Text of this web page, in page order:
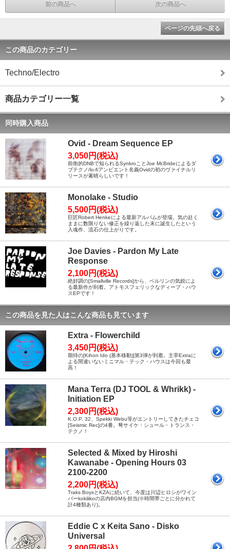
前の商品へ 次の商品へ
ページの先頭へ戻る
この商品のカテゴリー
Techno/Electro
商品カテゴリー一覧
同時購入商品
Ovid - Dream Sequence EP
3,050円(税込)
前衛的DNBで知られるSynkroことJoe McBrideによるダ
ブテクノ/lo-fiアンビエント名義Ovidの初のヴァイナルリ
リースが素晴らしいです！
Monolake - Studio
5,500円(税込)
巨匠Robert Henkeによる最新アルバムが登場。気の赴く
ままに数限りない修正を繰り返した末に誕生したという
入魂作、流石の仕上がりです。
Joe Davies - Pardon My Late
Response
2,100円(税込)
絶好調の[Smallville Records]から、ベルリンの気鋭によ
る最新作が到着。アトモスフェリックなディープ・ハウ
スEPです！
この商品を見た人はこんな商品も見ています
Extra - Flowerchild
3,450円(税込)
期待の[Kihon Ido (基本移動)]第3弾が到着。主宰Extraに
よる間違いないミニマル・テック・ハウスは今回も最
高！
Mana Terra (DJ TOOL & Whrikk) -
Initiation EP
2,300円(税込)
K.O.P. 32、Spekki Webu等がエントリーしてきたチェコ
[Seismic Rec]の4番。弩サイケ・シュール・トランス・
テクノ！
Selected & Mixed by Hiroshi
Kawanabe - Opening Hours 03
2100-2200
2,200円(税込)
Traks BoysとKZAに続いて、今度は川辺ヒロシがワイン
バーkokilikoの店内BGMを担当(※時間帯ごとに分かれて
計4種類あり)。
Eddie C x Keita Sano - Disko
Universal